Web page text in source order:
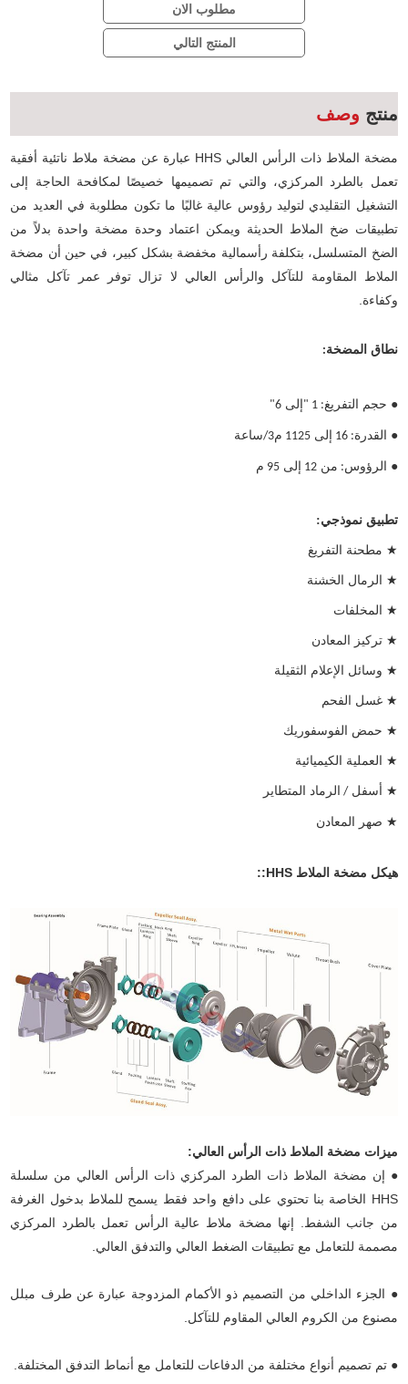
مطلوب الان
المنتج التالي
منتج وصف
مضخة الملاط ذات الرأس العالي HHS عبارة عن مضخة ملاط ناتئية أفقية
تعمل بالطرد المركزي، والتي تم تصميمها خصيصًا لمكافحة الحاجة إلى
التشغيل التقليدي لتوليد رؤوس عالية غالبًا ما تكون مطلوبة في العديد من
تطبيقات ضخ الملاط الحديثة ويمكن اعتماد وحدة مضخة واحدة بدلاً من
الضخ المتسلسل، بتكلفة رأسمالية مخفضة بشكل كبير، في حين أن مضخة
الملاط المقاومة للتآكل والرأس العالي لا تزال توفر عمر تآكل مثالي
وكفاءة.
نطاق المضخة:
● حجم التفريغ: 1 " إلى6"
● القدرة: 16 إلى1125 م3/ ساعة
● الرؤوس: من12 إلى95 م
تطبيق نموذجي:
★ مطحنة التفريغ
★ الرمال الخشنة
★ المخلفات
★تركيز المعادن
★ وسائل الإعلام الثقيلة
★غسل الفحم
★ حمض الفوسفوريك
★ العملية الكيميائية
★ أسفل/ الرماد المتطاير
★ صهر المعادن
هيكل مضخة الملاط HHS::
ميزات مضخة الملاط ذات الرأس العالي:
● إن مضخة الملاط ذات الطرد المركزي ذات الرأس العالي من سلسلة
HHS الخاصة بنا تحتوي على دافع واحد فقط يسمح للملاط بدخول الغرفة
من جانب الشفط. إنها مضخة ملاط عالية الرأس تعمل بالطرد المركزي
مصممة للتعامل مع تطبيقات الضغط العالي والتدفق العالي.
● الجزء الداخلي من التصميم ذو الأكمام المزدوجة عبارة عن طرف مبلل
مصنوع من الكروم العالي المقاوم للتآكل.
● تم تصميم أنواع مختلفة من الدفاعات للتعامل مع أنماط التدفق المختلفة.